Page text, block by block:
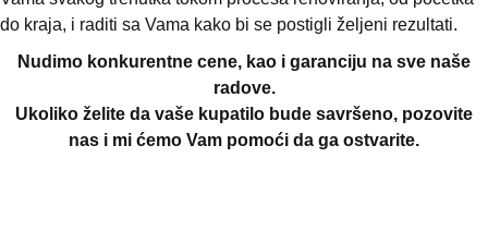
do kraja, i raditi sa Vama kako bi se postigli željeni rezultati.
Nudimo konkurentne cene, kao i garanciju na sve naše
radove.
Ukoliko želite da vaše kupatilo bude savršeno, pozovite
nas i mi ćemo Vam pomoći da ga ostvarite.